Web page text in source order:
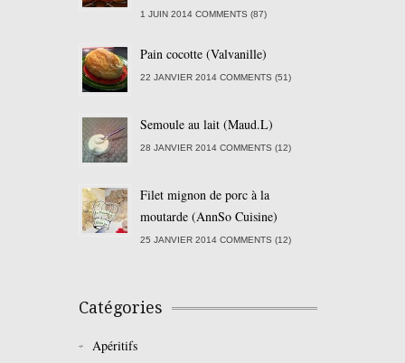
1 JUIN 2014 COMMENTS (87)
Pain cocotte (Valvanille)
22 JANVIER 2014 COMMENTS (51)
Semoule au lait (Maud.L)
28 JANVIER 2014 COMMENTS (12)
Filet mignon de porc à la
moutarde (AnnSo Cuisine)
25 JANVIER 2014 COMMENTS (12)
Catégories
Apéritifs